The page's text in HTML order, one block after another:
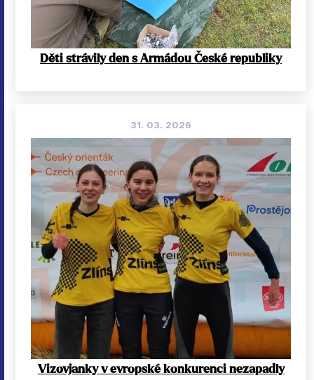
Děti strávily den s Armádou České republiky
31. 03. 2026
Vizovjanky v evropské konkurenci nezapadly